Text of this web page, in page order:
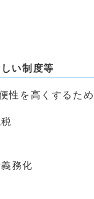
い制度等
性を高くするた
務化